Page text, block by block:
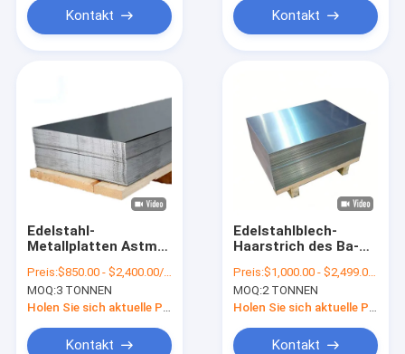
Kontakt Kontakt
Edelstahl-
Metallplatten Astm
316L 2b
Edelstahlblech 8' X 4'
Preis:$850.00 - $2,400.00/Tons
MOQ:3 TONNEN
Holen Sie sich aktuelle Preis
Kontakt
Edelstahlblech-
Haarstrich des Ba-
AiSi 1mm 2mm 3mm
201 304 316 410 430
Preis:$1,000.00 - $2,499.00/Tons
MOQ:2 TONNEN
Holen Sie sich aktuelle Preis
Kontakt